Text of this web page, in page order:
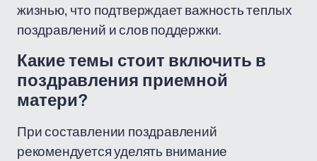
жизнью, что подтверждает важность теплых
поздравлений и слов поддержки.
Какие темы стоит включить в
поздравления приемной
матери?
При составлении поздравлений
рекомендуется уделять внимание